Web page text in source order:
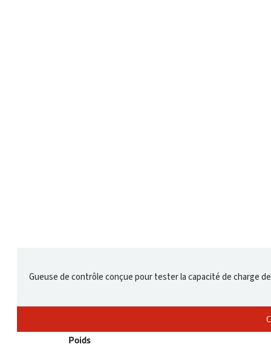
Gueuse de contrôle conçue pour tester la capacité de charge
Poids